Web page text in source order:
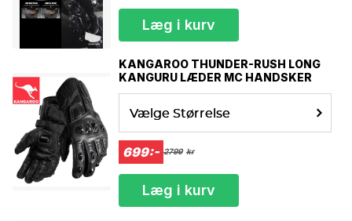
Læg i kurv
KANGAROO THUNDER-RUSH LONG
KANGURU LÆDER MC HANDSKER
Vælge Størrelse
699:- 2799 kr
Læg i kurv